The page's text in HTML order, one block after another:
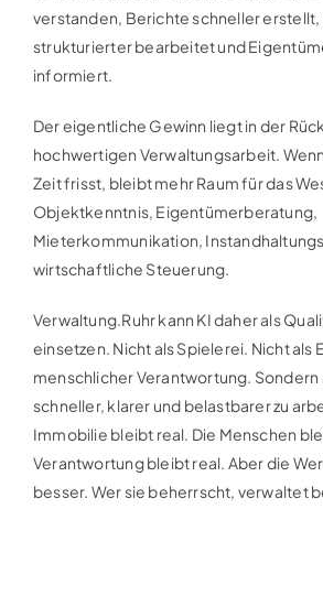
verstanden, Berichte schneller erstellt,
strukturierter bearbeitet und
informiert.
Der eigentliche Gewinn liegt in der
hochwertigen Verwaltungsarbeit.
Zeit frisst, bleibt mehr Raum für das
Objektkenntnis, Eigentümerberatung,
Mieterkommunikation,
wirtschaftliche Steuerung.
Verwaltung.Ruhr kann KI daher als
einsetzen. Nicht als Spielerei. Nicht als
menschlicher Verantwortung. Sondern
schneller, klarer und belastbarer zu
Immobilie bleibt real. Die Menschen
Verantwortung bleibt real. Aber die
besser. Wer sie beherrscht, verwaltet